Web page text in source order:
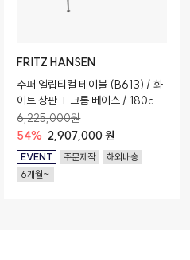
FRITZ HANSEN
수퍼 엘립티컬 테이블 (B613) / 화
이트 상판 + 크롬 베이스 / 180cm
x 120cm x 72cm
6,225,000원
54% 2,907,000 원
EVENT 주문제작
해외배송
6개월~